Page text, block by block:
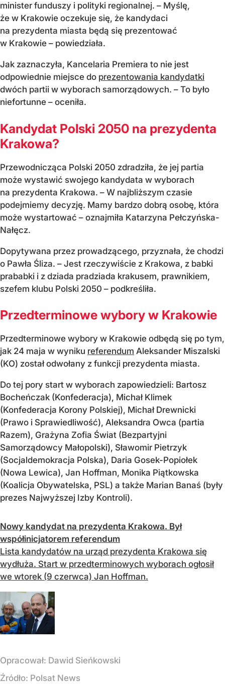
minister funduszy i polityki regionalnej. – Myślę,
że w Krakowie oczekuje się, że kandydaci
na prezydenta miasta będą się prezentować
w Krakowie – powiedziała.
Jak zaznaczyła, Kancelaria Premiera to nie jest
odpowiednie miejsce do prezentowania kandydatki
dwóch partii w wyborach samorządowych. – To było
niefortunne – oceniła.
Kandydat Polski 2050 na prezydenta
Krakowa?
Przewodnicząca Polski 2050 zdradziła, że jej partia
może wystawić swojego kandydata w wyborach
na prezydenta Krakowa. – W najbliższym czasie
podejmiemy decyzję. Mamy bardzo dobrą osobę, która
może wystartować – oznajmiła Katarzyna Pełczyńska-
Nałęcz.
Dopytywana przez prowadzącego, przyznała, że chodzi
o Pawła Śliza. – Jest rzeczywiście z Krakowa, z babki
prababki i z dziada pradziada krakusem, prawnikiem,
szefem klubu Polski 2050 – podkreśliła.
Przedterminowe wybory w Krakowie
Przedterminowe wybory w Krakowie odbędą się po tym,
jak 24 maja w wyniku referendum Aleksander Miszalski
(KO) został odwołany z funkcji prezydenta miasta.
Do tej pory start w wyborach zapowiedzieli: Bartosz
Bocheńczak (Konfederacja), Michał Klimek
(Konfederacja Korony Polskiej), Michał Drewnicki
(Prawo i Sprawiedliwość), Aleksandra Owca (partia
Razem), Grażyna Zofia Świat (Bezpartyjni
Samorządowcy Małopolski), Sławomir Pietrzyk
(Socjaldemokracja Polska), Daria Gosek-Popiołek
(Nowa Lewica), Jan Hoffman, Monika Piątkowska
(Koalicja Obywatelska, PSL) a także Marian Banaś (były
prezes Najwyższej Izby Kontroli).
Nowy kandydat na prezydenta Krakowa. Był
współinicjatorem referendum
Lista kandydatów na urząd prezydenta Krakowa się
wydłuża. Start w przedterminowych wyborach ogłosił
we wtorek (9 czerwca) Jan Hoffman.
Opracował: Dawid Sieńkowski
Źródło: Polsat News